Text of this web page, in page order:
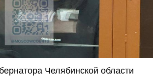
Челябинской области